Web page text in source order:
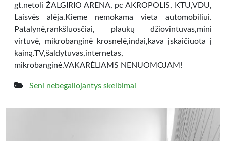
gt.netoli ŽALGIRIO ARENA, pc AKROPOLIS, KTU,VDU,
Laisvės alėja.Kieme nemokama vieta automobiliui.
Patalynė,rankšluosčiai, plaukų džiovintuvas,mini
virtuvė, mikrobanginė krosnelė,indai,kava įskaičiuota į
kainą.TV,šaldytuvas,internetas,
mikrobanginė.VAKARĖLIAMS NENUOMOJAM!
Seni nebegaliojantys skelbimai